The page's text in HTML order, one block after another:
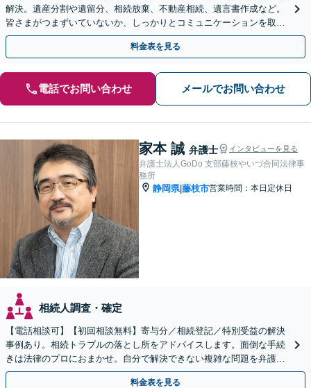
解決。遺産分割や遺留分、相続放棄、不動産相続、遺言書作成など。
皆さまがつまずいていないか、しっかりとコミュニケーションを取り
ながらお話を進めます【休日・夜間相談可】
料金表を見る
電話でお問い合わせ メールでお問い合わせ
家本 誠 弁護士 インタビューを見る
弁護士法人GoDo 支部藤枝やいづ合同法律事
務所
静岡県|藤枝市営業時間：本日定休日
相続人調査・確定
【電話相談可】【初回相談無料】寄与分／相続登記／特別受益の解決
事例あり。相続トラブルの落とし所をアドバイスします。面倒な手続
きは法律のプロにおまかせ。自分で解決できない複雑な問題を弁護士
が解決します。
料金表を見る